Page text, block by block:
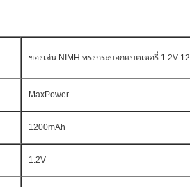
ของเล่น NIMH ทรงกระบอกแบตเตอรี่ 1.2V
MaxPower
1200mAh
1.2V